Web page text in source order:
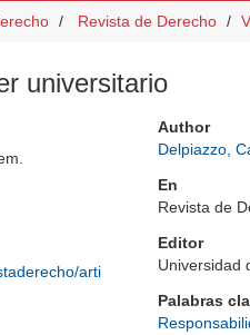
Revista de Derecho
universitario
arti
Author
Delpiazzo,
En
Revista de
Editor
Universidad
Palabras